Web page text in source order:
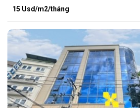
15 Usd/m2/tháng